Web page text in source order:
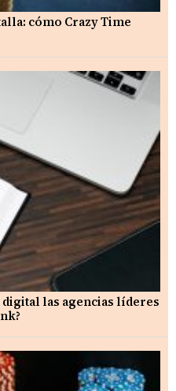
cómo Crazy Time
las agencias líderes